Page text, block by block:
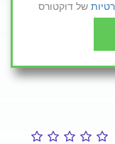
של דוקטורס